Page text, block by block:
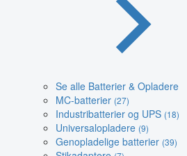
Se alle Batterier & Opladere
MC-batterier (27)
Industribatterier og UPS (18)
Universalopladere (9)
Genopladelige batterier (39)